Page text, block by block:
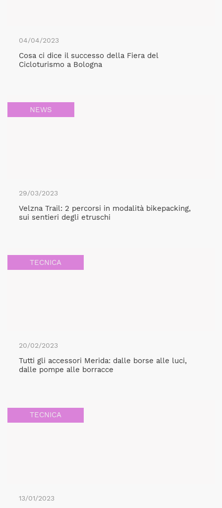
04/04/2023
Cosa ci dice il successo della Fiera del
Cicloturismo a Bologna
NEWS
29/03/2023
Velzna Trail: 2 percorsi in modalità bikepacking,
sui sentieri degli etruschi
TECNICA
20/02/2023
Tutti gli accessori Merida: dalle borse alle luci,
dalle pompe alle borracce
TECNICA
13/01/2023